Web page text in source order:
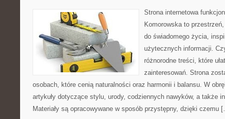
Strona internetowa
Komorowska to
do świadomego życia,
użytecznych informacji.
różnorodne treści, które
zainteresowań. Strona
osobach, które cenią naturalności oraz harmonii i balansu. W
artykuły dotyczące stylu, urody, codziennych nawyków, a także
Materiały są opracowywane w sposób przystępny, dzięki czemu